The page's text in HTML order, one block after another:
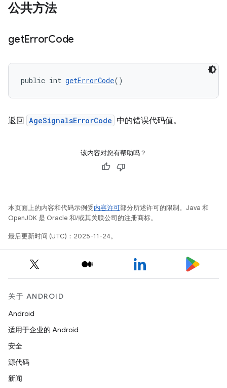
公共方法
getErrorCode
public int getErrorCode()
返回 AgeSignalsErrorCode 中的错误代码值。
该内容对您有帮助吗？
本页面上的内容和代码示例受内容许可部分所述许可的限制。Java 和
OpenJDK 是 Oracle 和/或其关联公司的注册商标。
最后更新时间 (UTC)：2025-11-24。
关于 ANDROID
Android
适用于企业的 Android
安全
源代码
新闻